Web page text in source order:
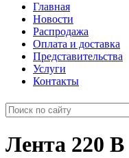
Главная
Новости
Распродажа
Оплата и доставка
Представительства
Услуги
Контакты
Лента 220 В